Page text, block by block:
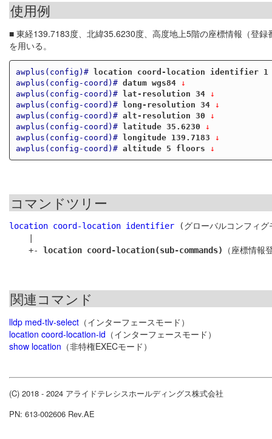
使用例
■ 東経139.7183度、北緯35.6230度、高度地上5階の座標情報（登
を用いる。
awplus(config)# location coord-location identifier 1
awplus(config-coord)# datum wgs84 ↓
awplus(config-coord)# lat-resolution 34 ↓
awplus(config-coord)# long-resolution 34 ↓
awplus(config-coord)# alt-resolution 30 ↓
awplus(config-coord)# latitude 35.6230 ↓
awplus(config-coord)# longitude 139.7183 ↓
awplus(config-coord)# altitude 5 floors ↓
コマンドツリー
location coord-location identifier (グローバルコンフィ
    +-
location coord-location(sub-commands)
関連コマンド
lldp med-tlv-select （インターフェースモード）
location coord-location-id （インターフェースモード）
show location （非特権EXECモード）
(C) 2018 - 2024 アライドテレシスホールディングス株式会社
PN: 613-002606 Rev.AE